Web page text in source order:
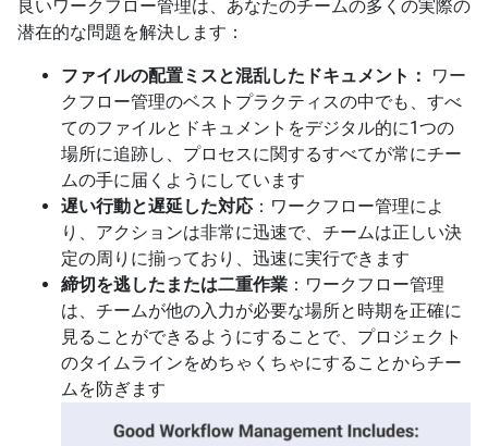
良いワークフロー管理は、あなたのチームの多くの実際の
潜在的な問題を解決します：
ファイルの配置ミスと混乱したドキュメント：
ワー
クフロー管理のベストプラクティスの中でも、すべ
てのファイルとドキュメントをデジタル的に1つの
場所に追跡し、プロセスに関するすべてが常にチー
ムの手に届くようにしています
遅い行動と遅延した対応 ：ワークフロー管理によ
り、アクションは非常に迅速で、チームは正しい決
定の周りに揃っており、迅速に実行できます
締切を逃したまたは二重作業 ：ワークフロー管理
は、チームが他の入力が必要な場所と時期を正確に
見ることができるようにすることで、プロジェクト
のタイムラインをめちゃくちゃにすることからチー
ムを防ぎます